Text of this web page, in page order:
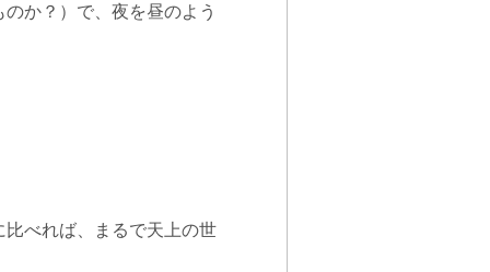
か？）で、夜を昼のよう
べれば、まるで天上の世